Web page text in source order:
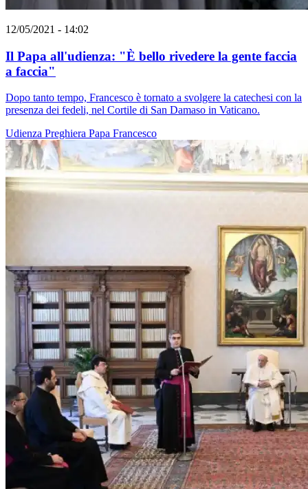
12/05/2021 - 14:02
Il Papa all'udienza: "È bello rivedere la gente faccia
a faccia"
Dopo tanto tempo, Francesco è tornato a svolgere la catechesi con la
presenza dei fedeli, nel Cortile di San Damaso in Vaticano.
Udienza Preghiera Papa Francesco